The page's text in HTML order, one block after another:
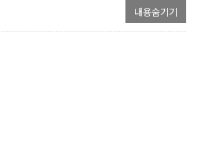
내용숨기기